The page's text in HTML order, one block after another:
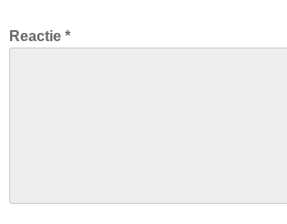
Reactie *